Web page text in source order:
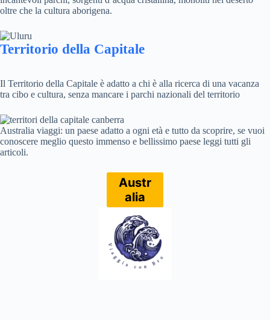
oltre che la cultura aborigena.
Territorio della Capitale
Il Territorio della Capitale è adatto a chi è alla ricerca di una vacanza
tra cibo e cultura, senza mancare i parchi nazionali del territorio
Australia viaggi: un paese adatto a ogni età e tutto da scoprire, se vuoi
conoscere meglio questo immenso e bellissimo paese leggi tutti gli
articoli.
Austr
alia